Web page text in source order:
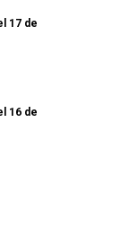
17 de
16 de